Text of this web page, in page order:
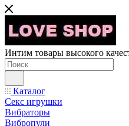
Интим товары высокого
Каталог
Секс игрушки
Вибраторы
Вибропули